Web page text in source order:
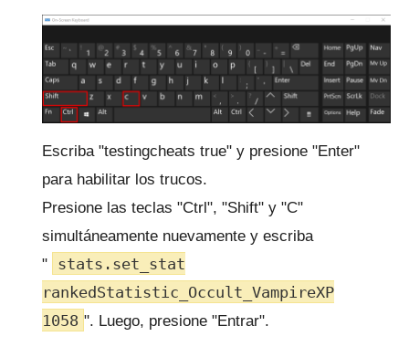
Escriba "testingcheats true" y presione "Enter"
para habilitar los trucos.
Presione las teclas "Ctrl", "Shift" y "C"
simultáneamente nuevamente y escriba
"
stats.set_stat
rankedStatistic_Occult_VampireXP
1058 ". Luego, presione "Entrar".